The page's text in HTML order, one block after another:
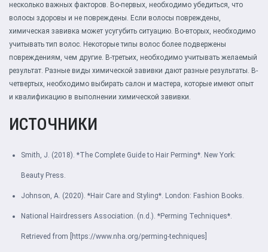
несколько важных факторов. Во-первых, необходимо убедиться, что
волосы здоровы и не повреждены. Если волосы повреждены,
химическая завивка может усугубить ситуацию. Во-вторых, необходимо
учитывать тип волос. Некоторые типы волос более подвержены
повреждениям, чем другие. В-третьих, необходимо учитывать желаемый
результат. Разные виды химической завивки дают разные результаты. В-
четвертых, необходимо выбирать салон и мастера, которые имеют опыт
и квалификацию в выполнении химической завивки.
ИСТОЧНИКИ
Smith, J. (2018). *The Complete Guide to Hair Perming*. New York:
Beauty Press.
Johnson, A. (2020). *Hair Care and Styling*. London: Fashion Books.
National Hairdressers Association. (n.d.). *Perming Techniques*.
Retrieved from [https://www.nha.org/perming-techniques]